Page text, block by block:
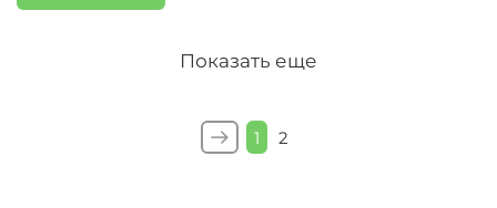
Показать еще
1 2